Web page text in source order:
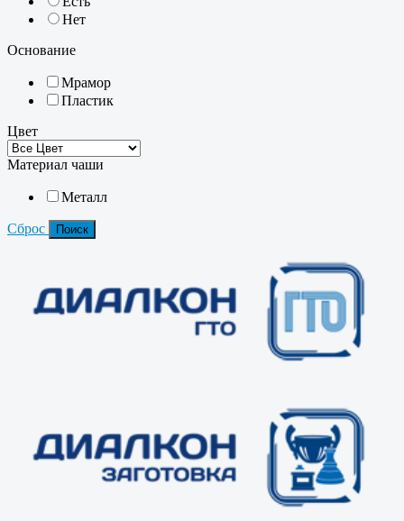
Нет
Основание
Мрамор
Пластик
Цвет
Материал чаши
Металл
Сброс